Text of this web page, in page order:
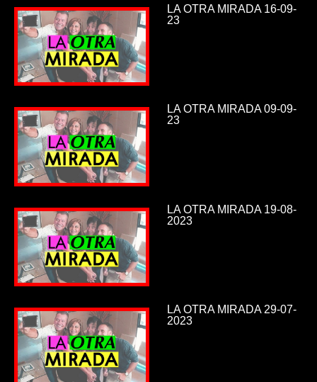
LA OTRA MIRADA 16-09-
23
LA OTRA MIRADA 09-09-
23
LA OTRA MIRADA 19-08-
2023
LA OTRA MIRADA 29-07-
2023